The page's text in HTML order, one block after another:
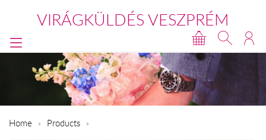
VIRÁGKÜLDÉS VESZPRÉM
Home Products